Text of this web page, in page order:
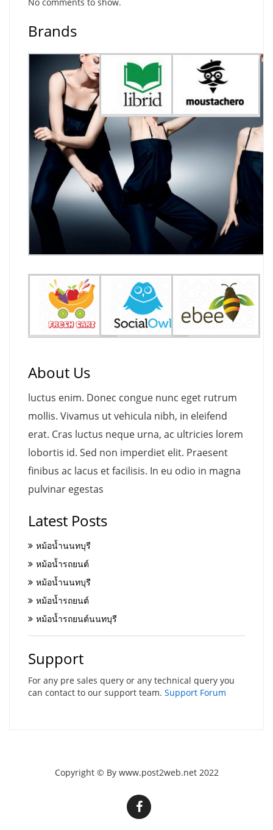
Brands
About Us
luctus enim. Donec congue nunc eget rutrum
mollis. Vivamus ut vehicula nibh, in eleifend
erat. Cras luctus neque urna, ac ultricies lorem
lobortis id. Sed non imperdiet elit. Praesent
finibus ac lacus et facilisis. In eu odio in magna
pulvinar egestas
Latest Posts
หม้อน้ำนนทบุรี
หม้อน้ำรถยนต์
หม้อน้ำนนทบุรี
หม้อน้ำรถยนต์
หม้อน้ำรถยนต์นนทบุรี
Support
For any pre sales query or any technical query you
can contact to our support team. Support Forum
Copyright © By www.post2web.net 2022